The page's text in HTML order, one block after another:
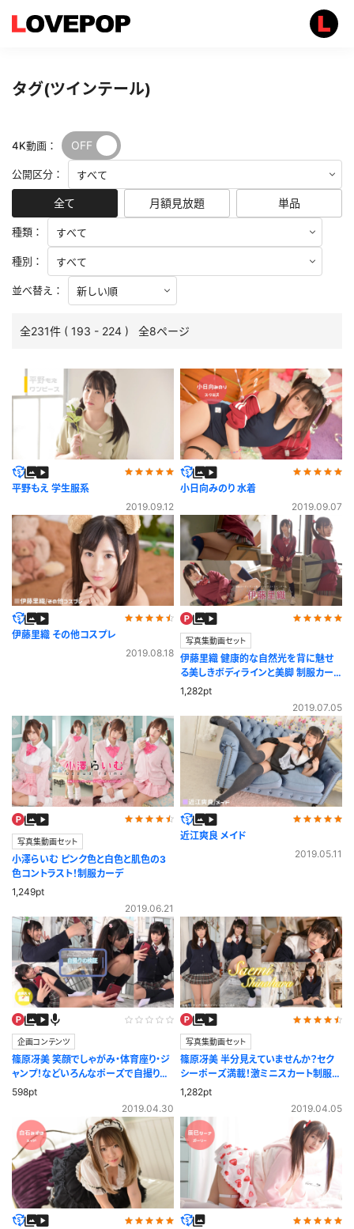
タグ(ツインテール)
全て 月額見放題 単品
種類：
種別：
並べ替え：
4K動画： OFF
公開区分：
全231件 ( 193 - 224 ) 全8ページ
平野もえ 学生服系
2019.09.12
小日向みのり 水着
2019.09.07
伊藤里織 その他コスプレ
2019.08.18
写真集動画セット
伊藤里織 健康的な自然光を背に魅せ
る美しきボディラインと美脚 制服カー
ディガン
1,282pt
2019.07.05
写真集動画セット
小澤らいむ ピンク色と白色と肌色の3
色コントラスト！制服カーデ
1,249pt
2019.06.21
近江爽良 メイド
2019.05.11
企画コンテンツ
篠原冴美 笑顔でしゃがみ・体育座り・ジ
ャンプ！などいろんなポーズで自撮りに
挑戦！
598pt
2019.04.30
写真集動画セット
篠原冴美 半分見えていませんか？セク
シーポーズ満載！激ミニスカート制服カ
ーディガン
1,282pt
2019.04.05